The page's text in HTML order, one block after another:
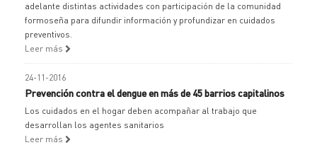
adelante distintas actividades con participación de la comunidad
formoseña para difundir información y profundizar en cuidados
preventivos.
Leer más
24-11-2016
Prevención contra el dengue en más de 45 barrios capitalinos
Los cuidados en el hogar deben acompañar al trabajo que
desarrollan los agentes sanitarios
Leer más